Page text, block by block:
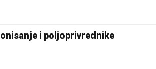
i poljoprivrednike